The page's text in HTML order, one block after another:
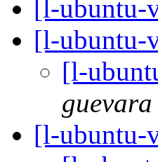
[l-ubuntu-
[l-ubuntu-
[l-
guevara
[l-ubuntu-